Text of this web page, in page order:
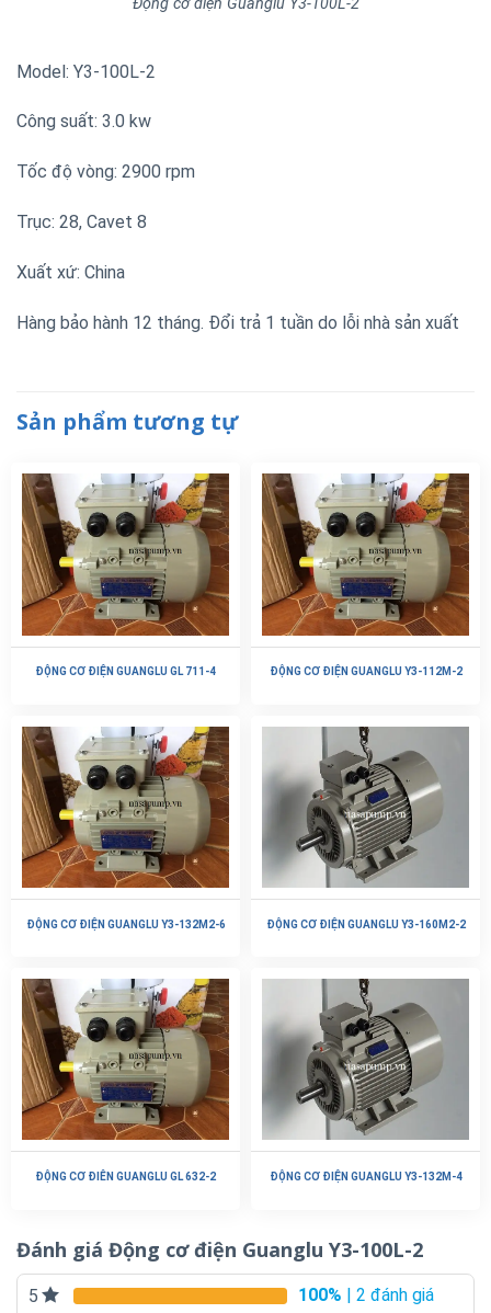
Model: Y3-100L-2
Công suất: 3.0 kw
Tốc độ vòng: 2900 rpm
Trục: 28, Cavet 8
Xuất xứ: China
Hàng bảo hành 12 tháng. Đổi trả 1 tuần do lỗi nhà sản xuất
Sản phẩm tương tự
ĐỘNG CƠ ĐIỆN GUANGLU GL 711-4 ĐỘNG CƠ ĐIỆN GUANGLU Y3-112M-2
ĐỘNG CƠ ĐIỆN GUANGLU Y3-132M2-6 ĐỘNG CƠ ĐIỆN GUANGLU Y3-160M2-2
ĐỘNG CƠ ĐIÊN GUANGLU GL 632-2 ĐỘNG CƠ ĐIỆN GUANGLU Y3-132M-4
Đánh giá Động cơ điện Guanglu Y3-100L-2
5 100% | 2 đánh giá